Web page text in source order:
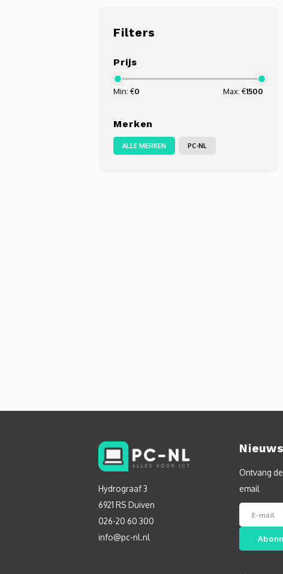
Filters
Prijs
Min: €0 Max: €1500
Merken
ALLE MERKEN PC-NL
Hydrograaf 3
6921 RS Duiven
026-20 60 300
info@pc-nl.nl
Ontvang
email